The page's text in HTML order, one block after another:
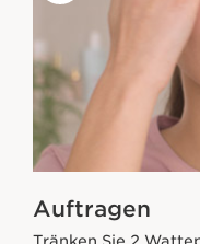
Auftragen
Tränken Sie 2